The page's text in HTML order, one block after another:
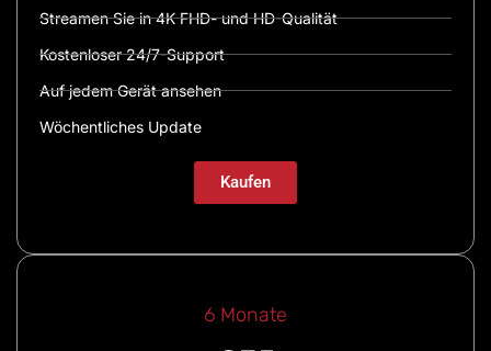
Streamen Sie in 4K FHD- und HD-Qualität
Kostenloser 24/7-Support
Auf jedem Gerät ansehen
Wöchentliches Update
Kaufen
6 Monate